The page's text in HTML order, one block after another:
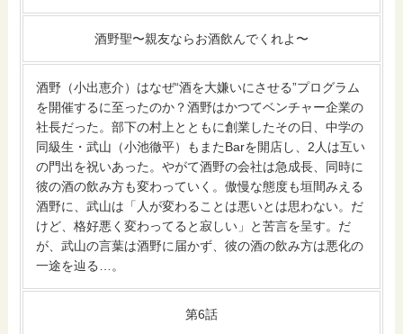
酒野聖〜親友ならお酒飲んでくれよ〜
酒野（小出恵介）はなぜ“酒を大嫌いにさせる”プログラム
を開催するに至ったのか？酒野はかつてベンチャー企業の
社長だった。部下の村上とともに創業したその日、中学の
同級生・武山（小池徹平）もまたBarを開店し、2人は互い
の門出を祝いあった。やがて酒野の会社は急成長、同時に
彼の酒の飲み方も変わっていく。傲慢な態度も垣間みえる
酒野に、武山は「人が変わることは悪いとは思わない。だ
けど、格好悪く変わってると寂しい」と苦言を呈す。だ
が、武山の言葉は酒野に届かず、彼の酒の飲み方は悪化の
一途を辿る…。
第6話